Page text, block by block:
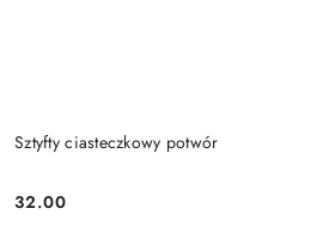
Sztyfty ciasteczkowy potwór
Cena:
32.00